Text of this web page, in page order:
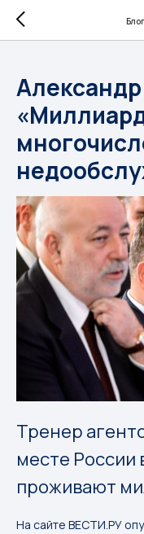
Тренер
месте России
проживают
На сайте ВЕСТИ.РУ